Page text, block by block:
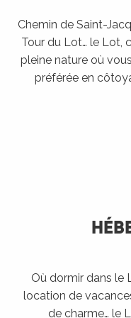
Chemin de Saint-
Tour du Lot… le Lot,
pleine nature où
préférée en
Où dormir dans le
location de
de charme… le